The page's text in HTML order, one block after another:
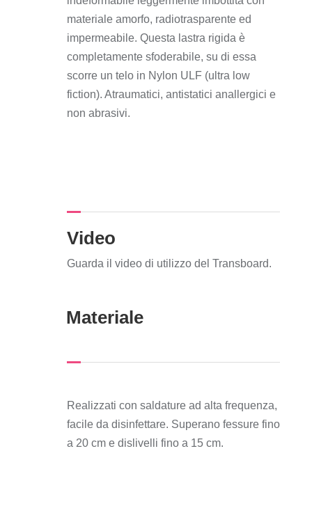
materiale amorfo, radiotrasparente ed
impermeabile. Questa lastra rigida è
completamente sfoderabile, su di essa
scorre un telo in Nylon ULF (ultra low
fiction). Atraumatici, antistatici anallergici e
non abrasivi.
Video
Guarda il video di utilizzo del Transboard.
Materiale
Realizzati con saldature ad alta frequenza,
facile da disinfettare. Superano fessure fino
a 20 cm e dislivelli fino a 15 cm.